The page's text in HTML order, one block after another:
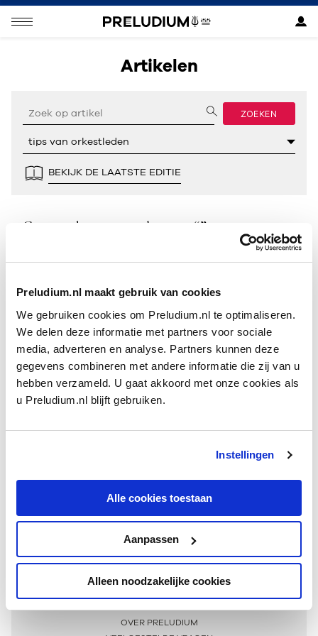
Preludium.nl maakt gebruik van cookies
We gebruiken cookies om Preludium.nl te optimaliseren.
We delen deze informatie met partners voor sociale
media, adverteren en analyse. Partners kunnen deze
gegevens combineren met andere informatie die zij van u
hebben verzameld. U gaat akkoord met onze cookies als
u Preludium.nl blijft gebruiken.
Instellingen
Alle cookies toestaan
Aanpassen
Alleen noodzakelijke cookies
Artikelen
ZOEKEN
BEKIJK DE LAATSTE EDITIE
Geen resultaten gevonden voor “”.
Meer informatie
OVER PRELUDIUM